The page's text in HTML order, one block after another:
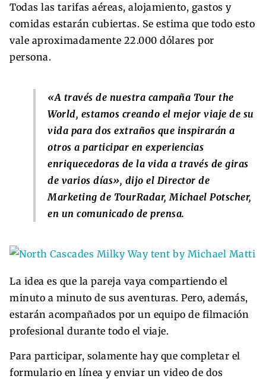
Todas las tarifas aéreas, alojamiento, gastos y
comidas estarán cubiertas. Se estima que todo esto
vale aproximadamente 22.000 dólares por
persona.
«A través de nuestra campaña Tour the
World, estamos creando el mejor viaje de su
vida para dos extraños que inspirarán a
otros a participar en experiencias
enriquecedoras de la vida a través de giras
de varios días», dijo el Director de
Marketing de TourRadar, Michael Potscher,
en un comunicado de prensa.
La idea es que la pareja vaya compartiendo el
minuto a minuto de sus aventuras. Pero, además,
estarán acompañados por un equipo de filmación
profesional durante todo el viaje.
Para participar, solamente hay que completar el
formulario en línea y enviar un video de dos